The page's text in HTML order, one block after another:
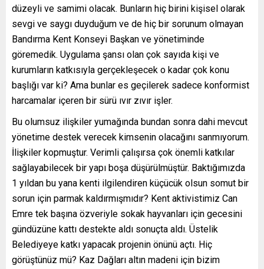
düzeyli ve samimi olacak. Bunların hiç birini kişisel olarak
sevgi ve saygı duyduğum ve de hiç bir sorunum olmayan
Bandırma Kent Konseyi Başkan ve yönetiminde
göremedik. Uygulama şansı olan çok sayıda kişi ve
kurumların katkısıyla gerçekleşecek o kadar çok konu
başlığı var ki? Ama bunlar es geçilerek sadece konformist
harcamalar içeren bir sürü ıvır zıvır işler.
Bu olumsuz ilişkiler yumağında bundan sonra dahi mevcut
yönetime destek verecek kimsenin olacağını sanmıyorum.
İlişkiler kopmuştur. Verimli çalışırsa çok önemli katkılar
sağlayabilecek bir yapı boşa düşürülmüştür. Baktığımızda
1 yıldan bu yana kenti ilgilendiren küçücük olsun somut bir
sorun için parmak kaldırmışmıdır? Kent aktivistimiz Can
Emre tek başına özveriyle sokak hayvanları için gecesini
gündüzüne kattı destekte aldı sonuçta aldı. Üstelik
Belediyeye katkı yapacak projenin önünü açtı. Hiç
görüştünüz mü? Kaz Dağları altın madeni için bizim